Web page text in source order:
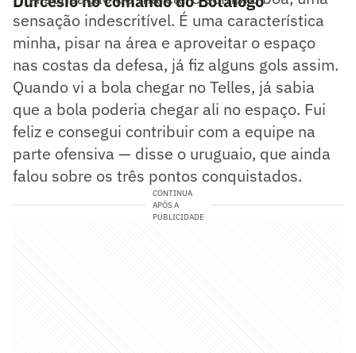
sensação indescritível. É uma característica
minha, pisar na área e aproveitar o espaço
nas costas da defesa, já fiz alguns gols assim.
Quando vi a bola chegar no Telles, já sabia
que a bola poderia chegar ali no espaço. Fui
feliz e consegui contribuir com a equipe na
parte ofensiva — disse o uruguaio, que ainda
falou sobre os três pontos conquistados.
CONTINUA
APÓS A
PUBLICIDADE